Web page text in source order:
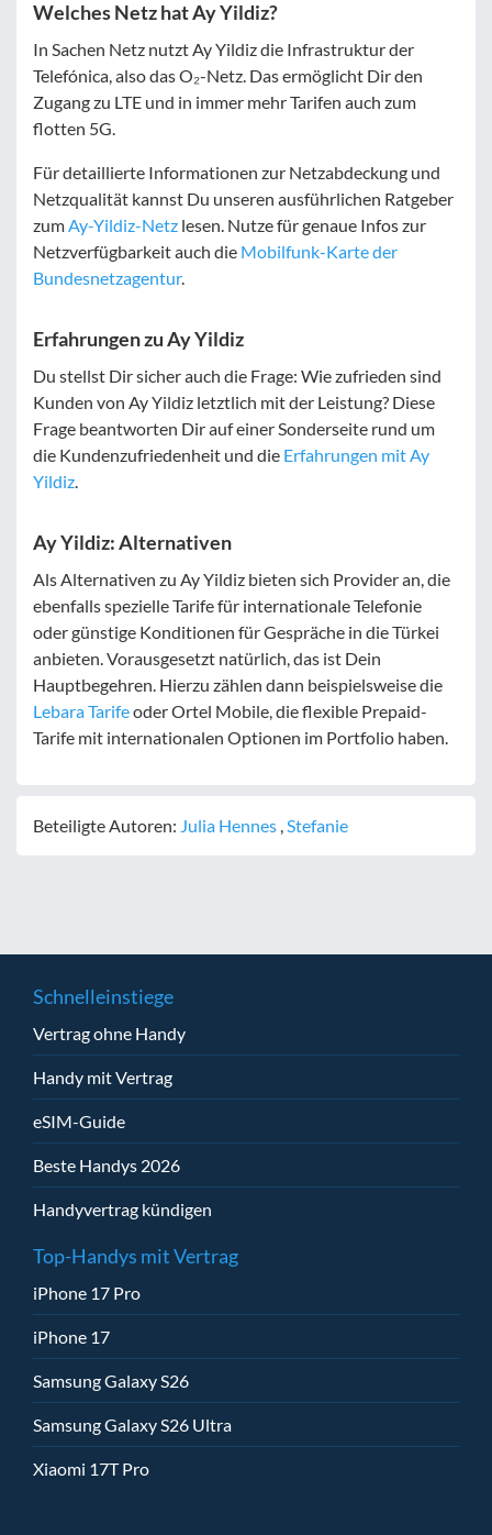
Welches Netz hat Ay Yildiz?
In Sachen Netz nutzt Ay Yildiz die Infrastruktur der
Telefónica, also das O₂-Netz. Das ermöglicht Dir den
Zugang zu LTE und in immer mehr Tarifen auch zum
flotten 5G.
Für detaillierte Informationen zur Netzabdeckung und
Netzqualität kannst Du unseren ausführlichen Ratgeber
zumAy-Yildiz-Netz lesen. Nutze für genaue Infos zur
Netzverfügbarkeit auch die Mobilfunk-Karte der
Bundesnetzagentur.
Erfahrungen zu Ay Yildiz
Du stellst Dir sicher auch die Frage: Wie zufrieden sind
Kunden von Ay Yildiz letztlich mit der Leistung? Diese
Frage beantworten Dir auf einer Sonderseite rund um
die Kundenzufriedenheit und die Erfahrungen mit Ay
Yildiz.
Ay Yildiz: Alternativen
Als Alternativen zu Ay Yildiz bieten sich Provider an, die
ebenfalls spezielle Tarife für internationale Telefonie
oder günstige Konditionen für Gespräche in die Türkei
anbieten. Vorausgesetzt natürlich, das ist Dein
Hauptbegehren. Hierzu zählen dann beispielsweise die
Lebara Tarifeoder Ortel Mobile, die flexible Prepaid-
Tarife mit internationalen Optionen im Portfolio haben.
Beteiligte Autoren: Julia Hennes ,Stefanie
Schnelleinstiege
Vertrag ohne Handy
Handy mit Vertrag
eSIM-Guide
Beste Handys 2026
Handyvertrag kündigen
Top-Handys mit Vertrag
iPhone 17 Pro
iPhone 17
Samsung Galaxy S26
Samsung Galaxy S26 Ultra
Xiaomi 17T Pro